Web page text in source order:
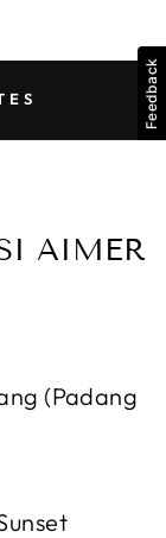
AIMER
(Padang
Feedback